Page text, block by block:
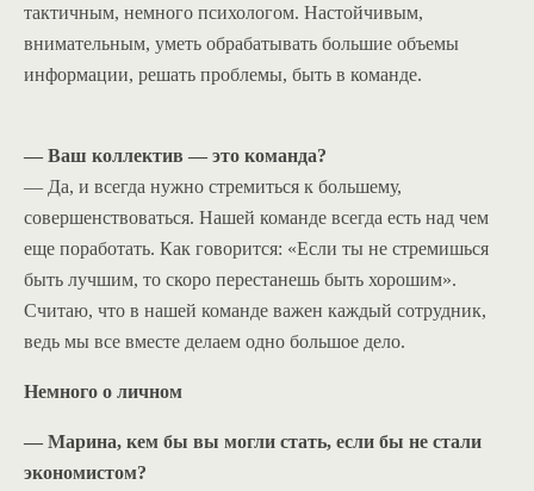
тактичным, немного психологом. Настойчивым,
внимательным, уметь обрабатывать большие объемы
информации, решать проблемы, быть в команде.
— Ваш коллектив — это команда?
— Да, и всегда нужно стремиться к большему,
совершенствоваться. Нашей команде всегда есть над чем
еще поработать. Как говорится: «Если ты не стремишься
быть лучшим, то скоро перестанешь быть хорошим».
Считаю, что в нашей команде важен каждый сотрудник,
ведь мы все вместе делаем одно большое дело.
Немного о личном
— Марина, кем бы вы могли стать, если бы не стали
экономистом?